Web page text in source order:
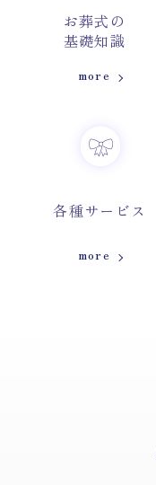
お葬式の
基礎知識
more
各種サービス
more